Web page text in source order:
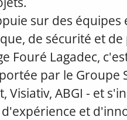
sur des
de sécurité et
Fouré Lagadec,
par le Groupe
Visiativ, ABGI - et
et